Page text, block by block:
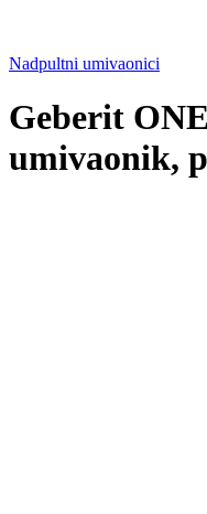
Nadpultni umivaonici
Geberit
umivaonik,